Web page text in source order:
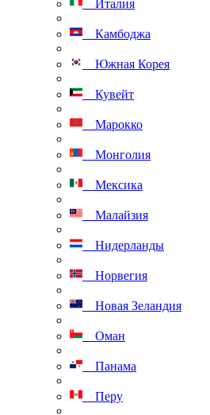
Италия
Камбоджа
Южная Корея
Кувейт
Марокко
Монголия
Мексика
Малайзия
Нидерланды
Норвегия
Новая Зеландия
Оман
Панама
Перу